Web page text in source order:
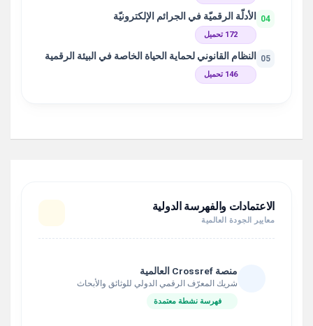
04 الأدلّة الرقميّة في الجرائم الإلكترونيّة
172 تحميل
05 النظام القانوني لحماية الحياة الخاصة في البيئة الرقمية
146 تحميل
الاعتمادات والفهرسة الدولية
معايير الجودة العالمية
منصة Crossref العالمية
شريك المعرّف الرقمي الدولي للوثائق والأبحاث
فهرسة نشطة معتمدة